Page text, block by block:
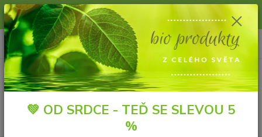
Slunce, koupání a horko dávají vlasům zabrat. Dopřejte jim šetrnou péči s
přírodní vlasovou kosmetikou.
Menu
CZK
+420 606 912 887
9-18:00 hod.
0 ks
za 0,00 Kč
💚 OD SRDCE - TEĎ SE SLEVOU 5
%